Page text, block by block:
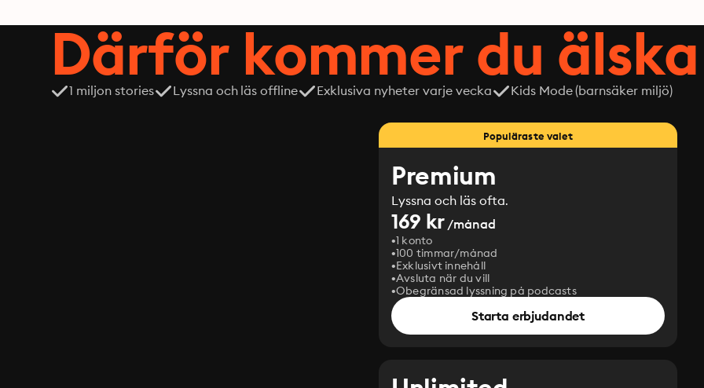
Därför kommer du
1 miljon stories Lyssna och läs offline Exklusiva nyheter varje vecka Kids Mode (barnsäker miljö)
Populäraste valet
Premium
Lyssna och läs ofta.
169 kr/månad
1 konto
100 timmar/månad
Exklusivt innehåll
Avsluta när du vill
Obegränsad lyssning på podcasts
Starta erbjudandet